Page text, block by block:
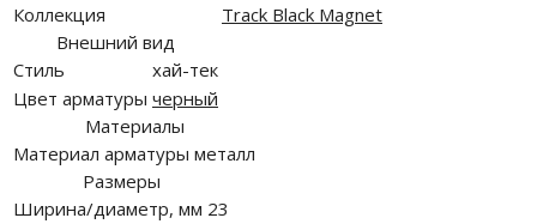
Коллекция
Track Black Magnet
Внешний вид
Стиль
хай-тек
Цвет арматуры черный
Материалы
Материал арматуры металл
Размеры
Ширина/диаметр, мм 23